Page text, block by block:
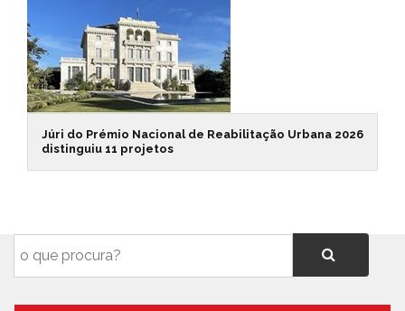
Júri do Prémio Nacional de Reabilitação Urbana 2026
distinguiu 11 projetos